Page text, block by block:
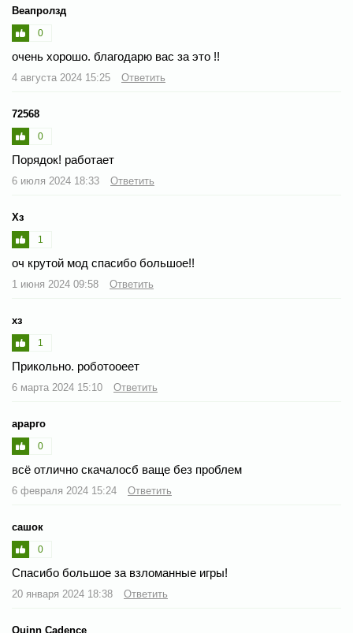
Веапролзд
0
очень хорошо. благодарю вас за это !!
4 августа 2024 15:25 Ответить
72568
0
Порядок! работает
6 июля 2024 18:33 Ответить
Хз
1
оч крутой мод спасибо большое!!
1 июня 2024 09:58 Ответить
хз
1
Прикольно. роботооеет
6 марта 2024 15:10 Ответить
арарго
0
всё отлично скачалосб ваще без проблем
6 февраля 2024 15:24 Ответить
сашок
0
Спасибо большое за взломанные игры!
20 января 2024 18:38 Ответить
Quinn Cadence